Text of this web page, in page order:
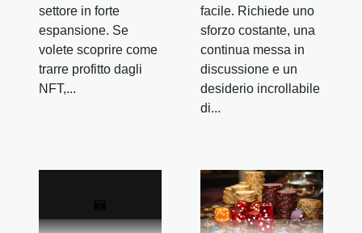
settore in forte
espansione. Se
volete scoprire come
trarre profitto dagli
NFT,...
facile. Richiede uno
sforzo costante, una
continua messa in
discussione e un
desiderio incrollabile
di...